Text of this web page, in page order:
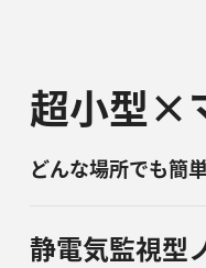
超小型×
どんな場所でも簡
静電気監視型